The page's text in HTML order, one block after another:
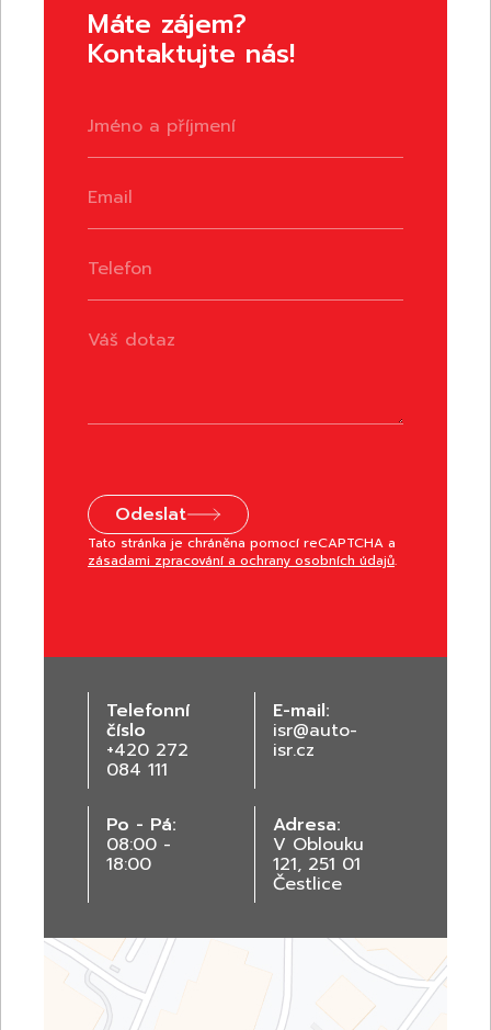
Máte zájem?
Kontaktujte nás!
Odeslat
Tato stránka je chráněna pomocí reCAPTCHA a
zásadami zpracování a ochrany osobních údajů.
Telefonní
číslo
+420 272
084 111
E-mail:
isr@auto-
isr.cz
Po - Pá:
08:00 -
18:00
Adresa:
V Oblouku
121, 251 01
Čestlice